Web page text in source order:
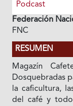
Podcast
Federación
FNC
RESUMEN
Magazín
Dosquebradas
la caficultura,
del café y